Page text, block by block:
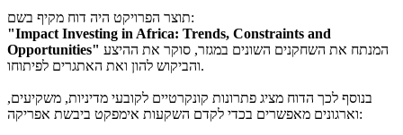
תוצר הפרויקט היה דוח מקיף בשם:
"Impact Investing in Africa: Trends, Constraints and
Opportunities"
והביקוש להון ואת האתגרים לפיתוחו.
בנוסף לכך הדוח מציג פתרונות קונקרטיים לקובעי מדיניות, משקיעים,
וארגונים מאפשרים בכדי לקדם השקעות אימפקט ביבשת אפריקה: